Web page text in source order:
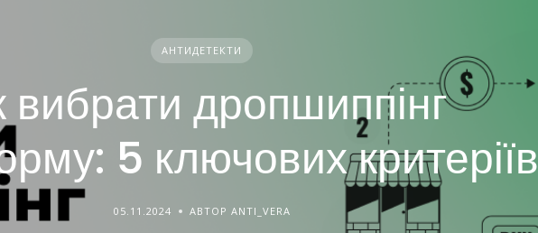
АНТИДЕТЕКТИ
вибрати дропшиппінг
5 ключових критеріїв
05.11.2024 АВТОР ANTI_VERA